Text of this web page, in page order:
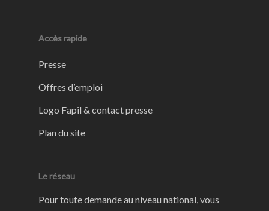
Accès rapide
Presse
Offres d’emploi
Logo Fapil & contact presse
Plan du site
Le réseau
Pour toute demande au niveau national, vous